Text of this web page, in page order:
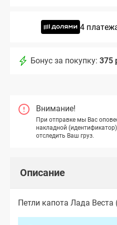
4
Бонус за покупку: 375
Внимание!
При отправке мы Вас
накладной
отследить Ваш груз.
Описание
Петли капота Лада